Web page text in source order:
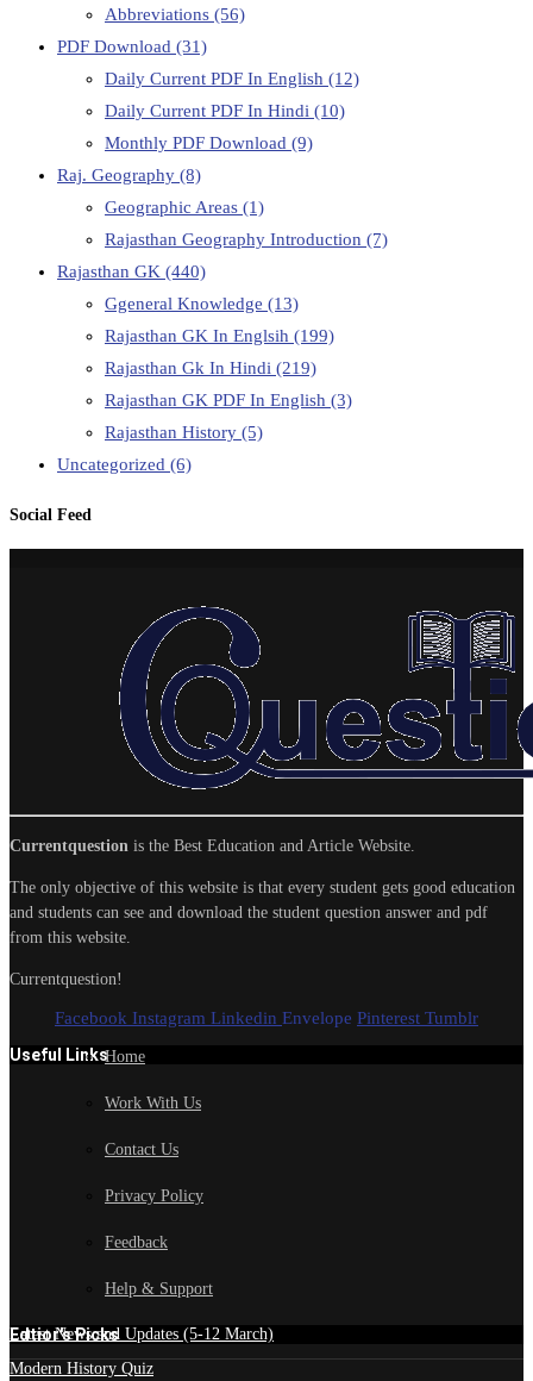
Abbreviations (56)
PDF Download (31)
Daily Current PDF In English (12)
Daily Current PDF In Hindi (10)
Monthly PDF Download (9)
Raj. Geography (8)
Geographic Areas (1)
Rajasthan Geography Introduction (7)
Rajasthan GK (440)
Ggeneral Knowledge (13)
Rajasthan GK In Englsih (199)
Rajasthan Gk In Hindi (219)
Rajasthan GK PDF In English (3)
Rajasthan History (5)
Uncategorized (6)
Social Feed
Currentquestion is the Best Education and Article Website.
The only objective of this website is that every student gets good education
and students can see and download the student question answer and pdf
from this website.
Currentquestion!
Facebook Instagram Linkedin Envelope Pinterest Tumblr
Useful LinksHome
Work With Us
Contact Us
Privacy Policy
Feedback
Help & Support
Edtior's Picks
Latest News and Updates (5-12 March)
Modern History Quiz